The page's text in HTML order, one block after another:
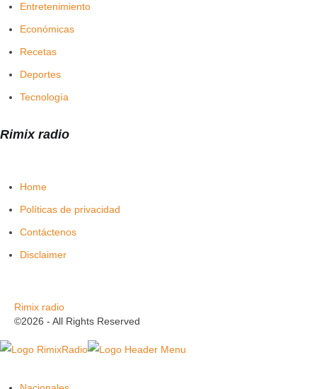
Rimix radio
Home
Políticas de privacidad
Contáctenos
Disclaimer
Entretenimiento
Económicas
Recetas
Deportes
Tecnología
Rimix radio
©2026 - All Rights Reserved